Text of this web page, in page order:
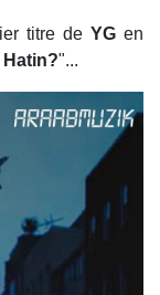
titre de YG en
"...